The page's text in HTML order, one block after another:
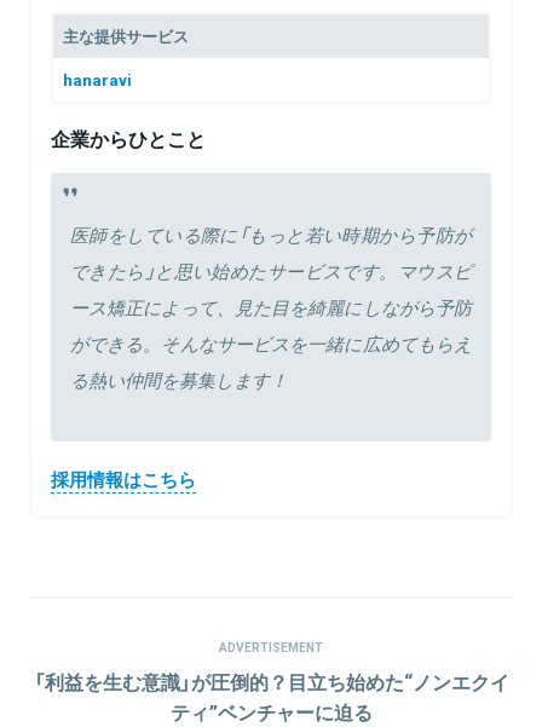
主な提供サービス
hanaravi
企業からひとこと
医師をしている際に「もっと若い時期から予防が
できたら」と思い始めたサービスです。マウスピ
ース矯正によって、見た目を綺麗にしながら予防
ができる。そんなサービスを一緒に広めてもらえ
る熱い仲間を募集します！
採用情報はこちら
ADVERTISEMENT
「利益を生む意識」が圧倒的？目立ち始めた“ノンエクイ
ティ”ベンチャーに迫る